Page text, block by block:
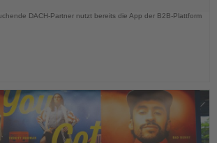
DACH-Partner nutzt bereits die App der B2B-Plattform